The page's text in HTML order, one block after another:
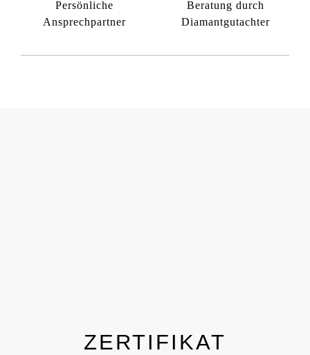
Persönliche
Ansprechpartner
Beratung durch
Diamantgutachter
ZERTIFIKAT